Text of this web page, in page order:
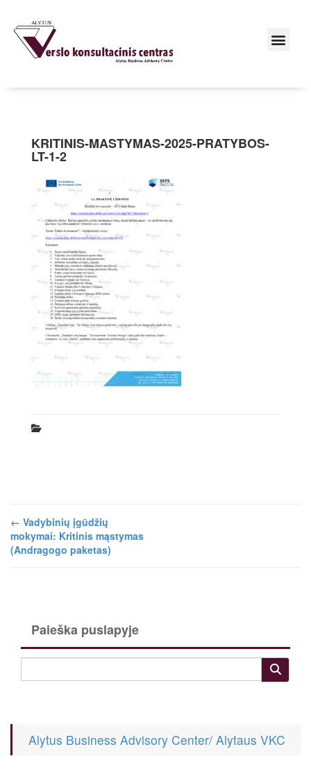
KRITINIS-MASTYMAS-2025-PRATYBOS-
LT-1-2
← Vadybinių įgūdžių
mokymai: Kritinis mąstymas
(Andragogo paketas)
Paieška puslapyje
Alytus Business Advisory Center/ Alytaus VKC